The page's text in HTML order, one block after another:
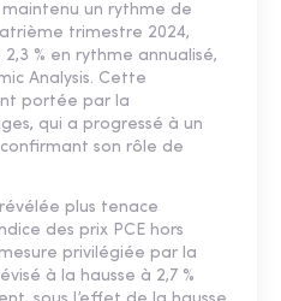
un rythme de
trimestre 2024,
% en rythme annualisé,
Analysis. Cette
portée par la
qui a progressé à un
son rôle de
plus tenace
des prix PCE hors
privilégiée par la
à la hausse à 2,7 %